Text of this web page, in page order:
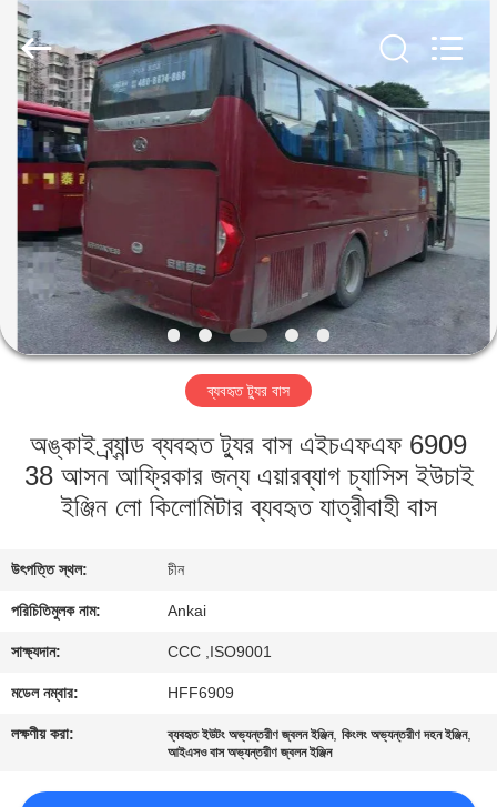
বাড়ি
পণ্য
আমাদের
সম্পর্কে
কারখানা
মান
নিয়ন্ত্রণ
যোগাযোগ
করুন
উদ্ধৃতির
জন্য
ZHENGZHOU
COOPER
INDUSTRY
CO.,
LTD..
Rights
Reserved.
ব্যবহৃত ট্যুর বাস
অঙ্কাই ব্র্যান্ড ব্যবহৃত ট্যুর বাস এইচএফএফ 6909
38 আসন আফ্রিকার জন্য এয়ারব্যাগ চ্যাসিস ইউচাই
ইঞ্জিন লো কিলোমিটার ব্যবহৃত যাত্রীবাহী বাস
উৎপত্তি স্থল: চীন
পরিচিতিমুলক নাম: Ankai
সাক্ষ্যদান: CCC ,ISO9001
মডেল নম্বার: HFF6909
লক্ষণীয় করা: ব্যবহৃত ইউটং অভ্যন্তরীণ জ্বলন ইঞ্জিন,কিংলং অভ্যন্তরীণ দহন ইঞ্জিন,
আইএসও বাস অভ্যন্তরীণ জ্বলন ইঞ্জিন